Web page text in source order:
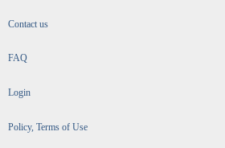
Contact us
FAQ
Login
Policy, Terms of Use